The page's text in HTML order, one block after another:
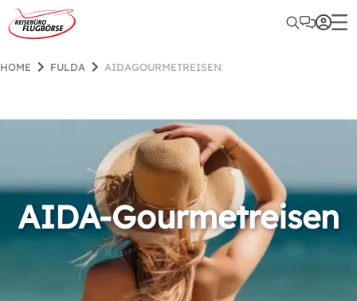
HOME FULDA AIDAGOURMETREISEN
AIDA-Gourmetreisen